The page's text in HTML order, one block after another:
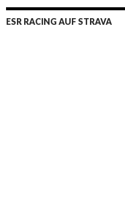
ESR RACING AUF STRAVA